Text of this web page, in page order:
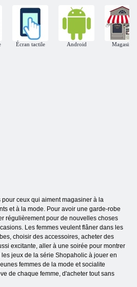
Écran tactile Android Magasins
ceux qui aiment magasiner à la
et à la mode. Pour avoir une garde-robe
régulièrement pour de nouvelles choses
Les femmes veulent flâner dans les
choisir des accessoires, acheter des
excitante, aller à une soirée pour montrer
jeux de la série Shopaholic à jouer en
femmes de la mode et socialite
de chaque femme, d'acheter tout sans